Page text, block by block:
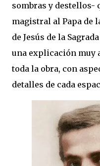
sombras y destellos-
magistral al Papa de
de Jesús de la
una explicación muy
toda la obra, con
detalles de cada